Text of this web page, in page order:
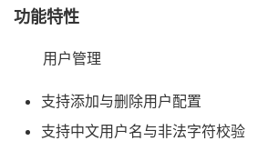
功能特性
用户管理
支持添加与删除用户配置
支持中文用户名与非法字符校验